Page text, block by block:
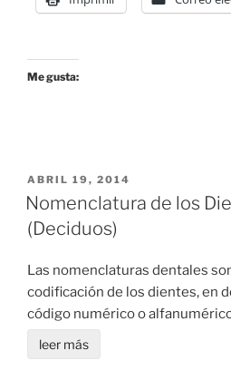
Me gusta:
POSTED
ON
ABRIL 19, 2014
Nomenclatura de los
(Deciduos)
Las nomenclaturas dentales
codificación de los dientes, en
código numérico o
leer más